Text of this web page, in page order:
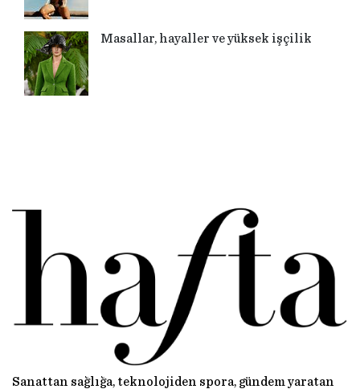
Masallar, hayaller ve yüksek işçilik
Sanattan sağlığa, teknolojiden spora, gündem yaratan